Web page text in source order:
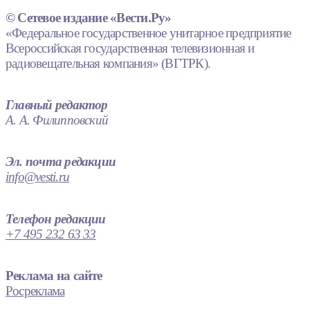
© Сетевое издание «Вести.Ру»
«Федеральное государственное унитарное предприятие
Всероссийская государственная телевизионная и
радиовещательная компания» (ВГТРК).
Главный редактор
А. А. Филипповский
Эл. почта редакции
info@vesti.ru
Телефон редакции
+7 495 232 63 33
Реклама на сайте
Росреклама